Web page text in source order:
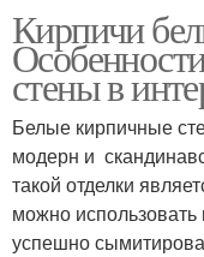
Кирпичи
стены в
Белые кирпичные
модерн и
такой отделки
можно
успешно